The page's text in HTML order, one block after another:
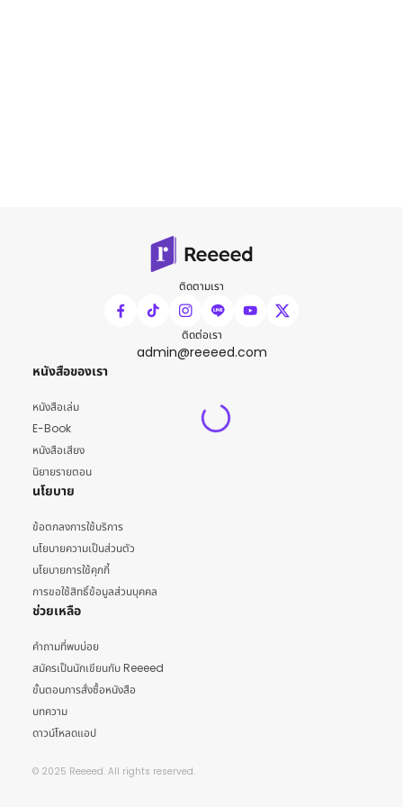
ติดตามเรา
ติดต่อเรา
admin@reeeed.com
หนังสือของเรา
หนังสือเล่ม
E-Book
หนังสือเสียง
นิยายรายตอน
นโยบาย
ข้อตกลงการใช้บริการ
นโยบายความเป็นส่วนตัว
นโยบายการใช้คุกกี้
การขอใช้สิทธิ์ข้อมูลส่วนบุคคล
ช่วยเหลือ
คำถามที่พบบ่อย
สมัครเป็นนักเขียนกับ Reeeed
ขั้นตอนการสั่งซื้อหนังสือ
บทความ
ดาวน์โหลดแอป
© 2025 Reeeed. All rights reserved.